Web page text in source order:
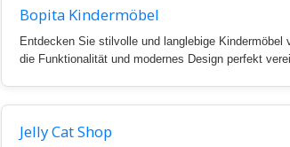
Bopita Kindermöbel
Entdecken Sie stilvolle und langlebige Kindermöbel
die Funktionalität und modernes Design perfekt
Jelly Cat Shop